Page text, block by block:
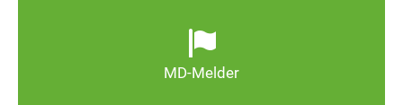
MD-Melder
wild entsorgter Müll. Melden Sie Mängel, damit
Magdeburg schöner und lebenswerter wird.